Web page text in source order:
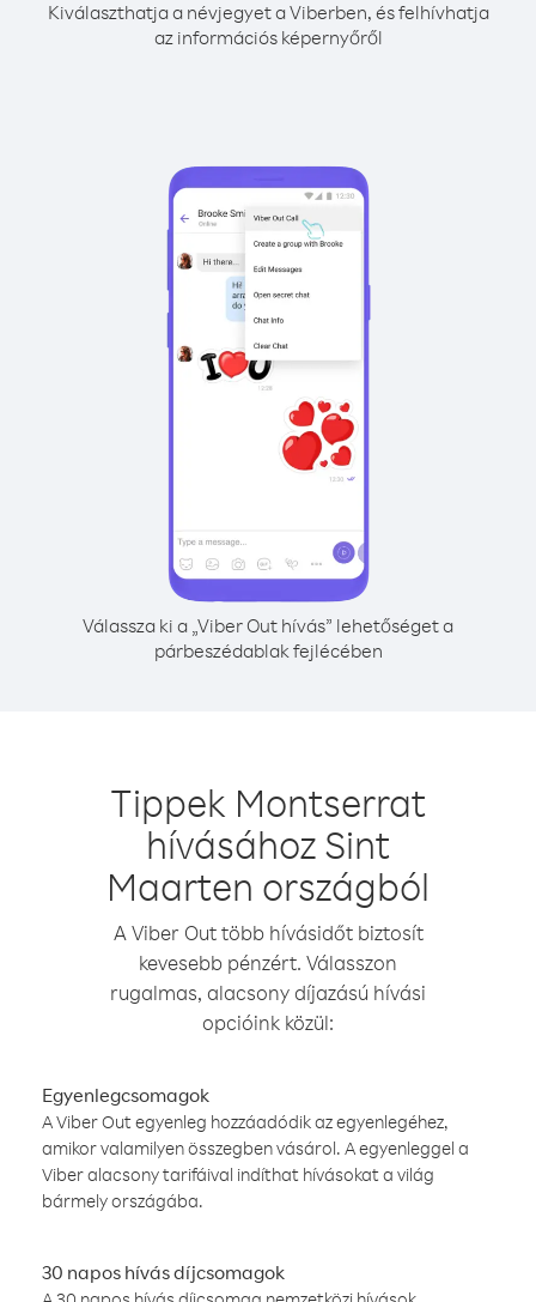
Kiválaszthatja a névjegyet a Viberben, és felhívhatja
az információs képernyőről
Válassza ki a „Viber Out hívás” lehetőséget a
párbeszédablak fejlécében
Tippek Montserrat
hívásához Sint
Maarten országból
A Viber Out több hívásidőt biztosít
kevesebb pénzért. Válasszon
rugalmas, alacsony díjazású hívási
opcióink közül:
Egyenlegcsomagok
A Viber Out egyenleg hozzáadódik az egyenlegéhez,
amikor valamilyen összegben vásárol. A egyenleggel a
Viber alacsony tarifáival indíthat hívásokat a világ
bármely országába.
30 napos hívás díjcsomagok